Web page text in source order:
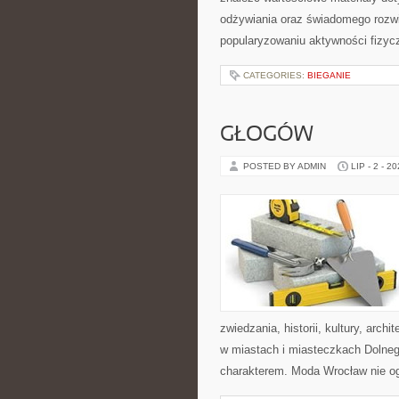
odżywiania oraz świadomego
popularyzowaniu aktywności
CATEGORIES: BIEGANIE
GŁOGÓW
POSTED BY ADMIN LIP - 2 -
zwiedzania, historii, kultury,
w miastach i miasteczkach
charakterem. Moda Wrocław nie